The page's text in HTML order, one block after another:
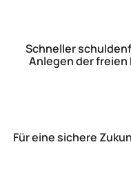
Schneller
Anlegen der
Für eine sichere